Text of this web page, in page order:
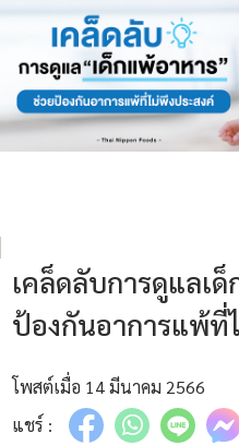
เคล็ดลับการดูแลเ
ป้องกันอาการแพ้ที่
โพสต์เมื่อ 14 มีนาคม 2566
แชร์ :